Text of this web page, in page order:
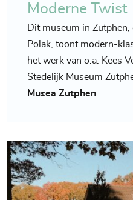
Moderne Twist
Dit museum in
Polak, toont modern-
het werk van o.a. Kees
Stedelijk Museum
Musea Zutphen